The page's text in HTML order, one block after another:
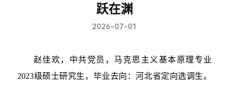
跃在渊
2026-07-01
赵佳欢，中共党员，马克思主义基本原理专业
2023级硕士研究生，毕业去向：河北省定向选调生。